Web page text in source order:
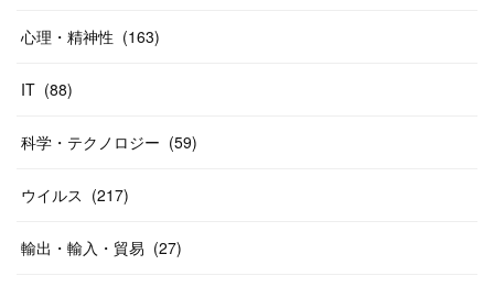
心理・精神性 (163)
IT (88)
科学・テクノロジー (59)
ウイルス (217)
輸出・輸入・貿易 (27)